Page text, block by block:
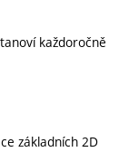
každoročně
základních 2D